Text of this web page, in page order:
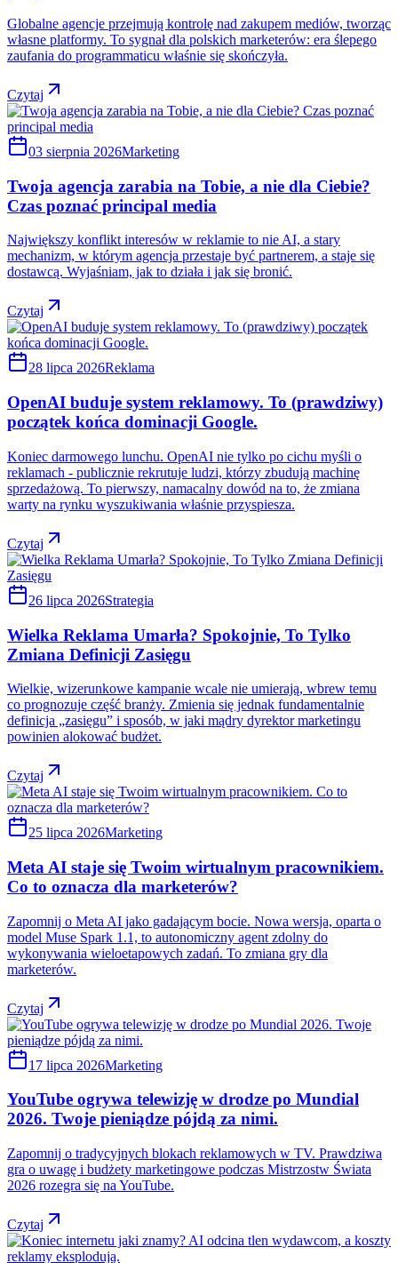
Globalne agencje przejmują kontrolę nad zakupem mediów, tworząc
własne platformy. To sygnał dla polskich marketerów: era ślepego
zaufania do programmaticu właśnie się skończyła.
Czytaj
03 sierpnia 2026Marketing
Twoja agencja zarabia na Tobie, a nie dla Ciebie?
Czas poznać principal media
Największy konflikt interesów w reklamie to nie AI, a stary
mechanizm, w którym agencja przestaje być partnerem, a staje się
dostawcą. Wyjaśniam, jak to działa i jak się bronić.
Czytaj
28 lipca 2026Reklama
OpenAI buduje system reklamowy. To (prawdziwy)
początek końca dominacji Google.
Koniec darmowego lunchu. OpenAI nie tylko po cichu myśli o
reklamach - publicznie rekrutuje ludzi, którzy zbudują machinę
sprzedażową. To pierwszy, namacalny dowód na to, że zmiana
warty na rynku wyszukiwania właśnie przyspiesza.
Czytaj
26 lipca 2026Strategia
Wielka Reklama Umarła? Spokojnie, To Tylko
Zmiana Definicji Zasięgu
Wielkie, wizerunkowe kampanie wcale nie umierają, wbrew temu
co prognozuje część branży. Zmienia się jednak fundamentalnie
definicja „zasięgu” i sposób, w jaki mądry dyrektor marketingu
powinien alokować budżet.
Czytaj
25 lipca 2026Marketing
Meta AI staje się Twoim wirtualnym pracownikiem.
Co to oznacza dla marketerów?
Zapomnij o Meta AI jako gadającym bocie. Nowa wersja, oparta o
model Muse Spark 1.1, to autonomiczny agent zdolny do
wykonywania wieloetapowych zadań. To zmiana gry dla
marketerów.
Czytaj
17 lipca 2026Marketing
YouTube ogrywa telewizję w drodze po Mundial
2026. Twoje pieniądze pójdą za nimi.
Zapomnij o tradycyjnych blokach reklamowych w TV. Prawdziwa
gra o uwagę i budżety marketingowe podczas Mistrzostw Świata
2026 rozegra się na YouTube.
Czytaj